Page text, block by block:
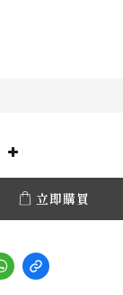
立即購買